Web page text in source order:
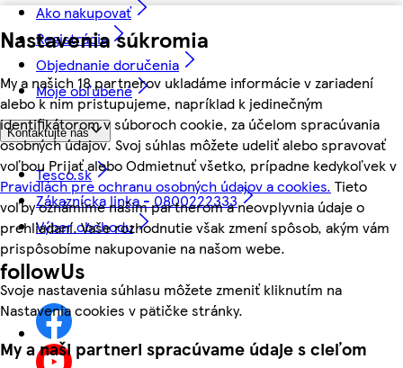
Nastavenia súkromia
My a našich 18 partnerov ukladáme informácie v zariadení
alebo k nim pristupujeme, napríklad k jedinečným
identifikátorom v súboroch cookie, za účelom spracúvania
osobných údajov. Svoj súhlas môžete udeliť alebo spravovať
voľbou Prijať alebo Odmietnuť všetko, prípadne kedykoľvek v
Pravidlách pre ochranu osobných údajov a cookies. Tieto
voľby oznámime našim partnerom a neovplyvnia údaje o
prehliadaní. Vaše rozhodnutie však zmení spôsob, akým vám
prispôsobíme nakupovanie na našom webe.
Svoje nastavenia súhlasu môžete zmeniť kliknutím na
Nastavenia cookies v pätičke stránky.
My a naši partneri spracúvame údaje s cieľom
Ako nakupovať
Registrácia
Objednanie doručenia
Moje obľúbené
Kontaktujte nás
Tesco.sk
Zákaznícka linka - 0800222333
Výber obchodu
followUs